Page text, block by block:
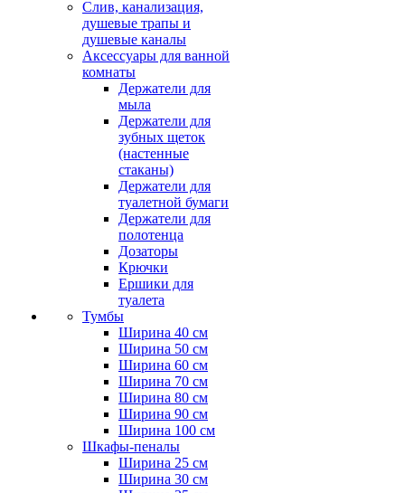
Слив, канализация,
душевые трапы и
душевые каналы
Аксессуары для ванной
комнаты
Держатели для
мыла
Держатели для
зубных щеток
(настенные
стаканы)
Держатели для
туалетной бумаги
Держатели для
полотенца
Дозаторы
Крючки
Ершики для
туалета
Тумбы
Ширина 40 см
Ширина 50 см
Ширина 60 см
Ширина 70 см
Ширина 80 см
Ширина 90 см
Ширина 100 см
Шкафы-пеналы
Ширина 25 см
Ширина 30 см